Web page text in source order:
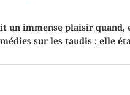
un immense ­plaisir quand,
sur les taudis ; elle